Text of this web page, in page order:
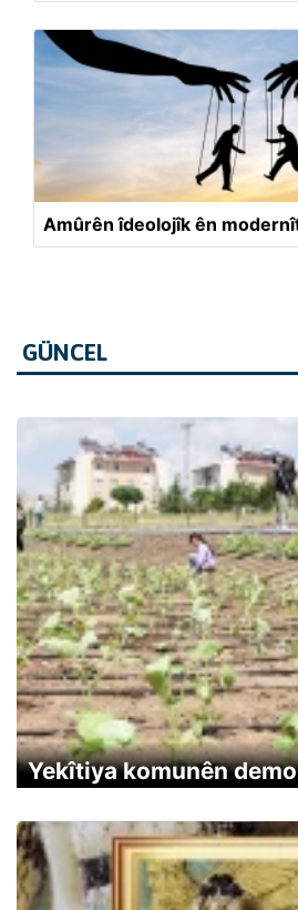
Amûrên îdeolojîk ên
GÜNCEL
Yekîtiya komunên